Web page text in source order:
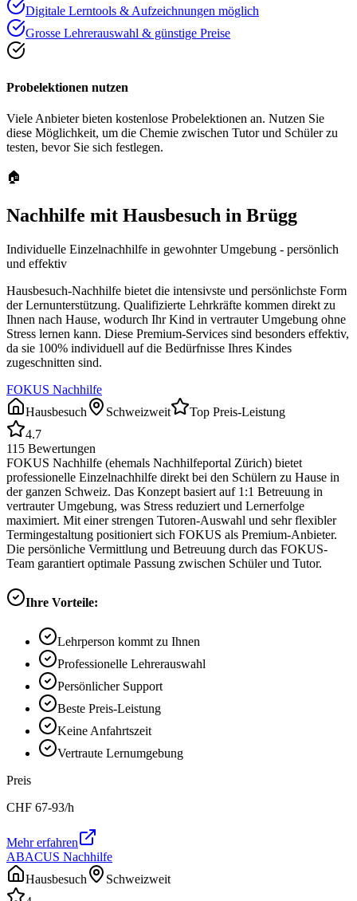
Digitale Lerntools & Aufzeichnungen möglich
Grosse Lehrerauswahl & günstige Preise
Probelektionen nutzen
Viele Anbieter bieten kostenlose Probelektionen an. Nutzen Sie
diese Möglichkeit, um die Chemie zwischen Tutor und Schüler zu
testen, bevor Sie sich festlegen.
🏠
Nachhilfe mit Hausbesuch in Brügg
Individuelle Einzelnachhilfe in gewohnter Umgebung - persönlich
und effektiv
Hausbesuch-Nachhilfe bietet die intensivste und persönlichste Form
der Lernunterstützung. Qualifizierte Lehrkräfte kommen direkt zu
Ihnen nach Hause, wodurch Ihr Kind in vertrauter Umgebung ohne
Stress lernen kann. Diese Premium-Services sind besonders effektiv,
da sie 100% individuell auf die Bedürfnisse Ihres Kindes
zugeschnitten sind.
FOKUS Nachhilfe
Hausbesuch
Schweizweit
Top Preis-Leistung
4.7
115 Bewertungen
FOKUS Nachhilfe (ehemals Nachhilfeportal Zürich) bietet
professionelle Einzelnachhilfe direkt bei den Schülern zu Hause in
der ganzen Schweiz. Das Konzept basiert auf 1:1 Betreuung in
vertrauter Umgebung, was Stress reduziert und Lernerfolge
maximiert. Mit einer strengen Tutoren-Auswahl und sehr flexibler
Termingestaltung positioniert sich FOKUS als Premium-Anbieter.
Die persönliche Vermittlung und Betreuung durch das FOKUS-
Team garantiert optimale Passung zwischen Schüler und Tutor.
Ihre Vorteile:
Lehrperson kommt zu Ihnen
Professionelle Lehrerauswahl
Persönlicher Support
Beste Preis-Leistung
Keine Anfahrtszeit
Vertraute Lernumgebung
Preis
CHF 67-93/h
Mehr erfahren
ABACUS Nachhilfe
Hausbesuch
Schweizweit